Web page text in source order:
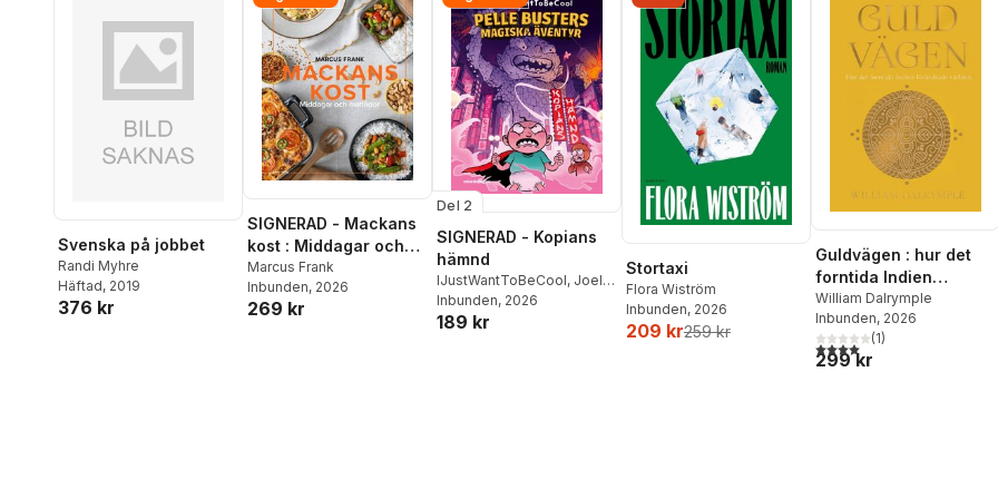
Svenska på jobbet
Randi Myhre
Häftad, 2019
376 kr
SIGNERAD - Mackans
kost : Middagar och
matlådor
Marcus Frank
Inbunden, 2026
269 kr
Del 2
SIGNERAD - Kopians
hämnd
IJustWantToBeCool, Joel
Adolphson,Emil Ejdemo
Beer ,Victor Beer
Inbunden, 2026
189 kr
Stortaxi
Flora Wiström
Inbunden, 2026
209 kr259 kr
Guldvägen : hur det
forntida Indien
förändrade världen
William Dalrymple
Inbunden, 2026
4,0utav 5 stjärnor. Totalt
(1)
299 kr